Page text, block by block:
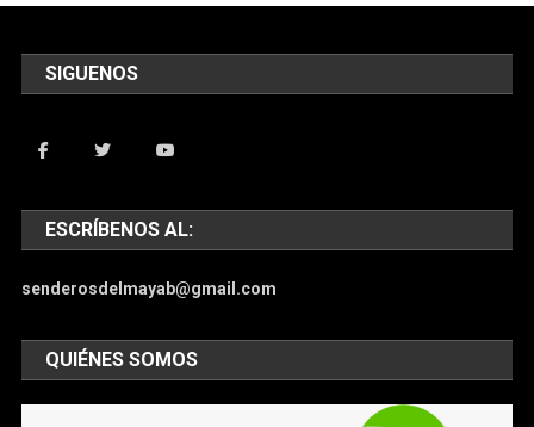
SIGUENOS
ESCRÍBENOS AL:
senderosdelmayab@gmail.com
QUIÉNES SOMOS